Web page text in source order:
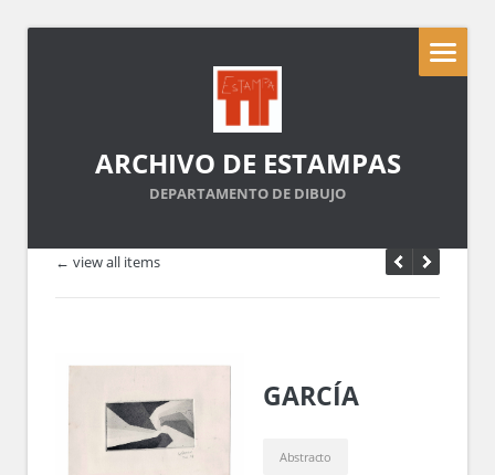
ARCHIVO DE ESTAMPAS
DEPARTAMENTO DE DIBUJO
← view all items
GARCÍA
Abstracto